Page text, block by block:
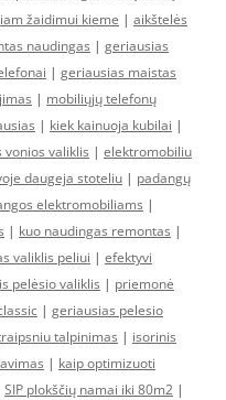
žaidimui kieme | aikštelės
naudingas | geriausias
| geriausias maistas
| mobiliųjų telefonų
| kiek kainuoja kubilai |
vonios valiklis | elektromobiliu
daugeja stoteliu | padangų
elektromobiliams |
| kuo naudingas remontas |
valiklis peliui | efektyvi
pelėsio valiklis | priemonė
| geriausias pelesio
talpinimas | isorinis
| kaip optimizuoti
SIP plokščių namai iki 80m2 |